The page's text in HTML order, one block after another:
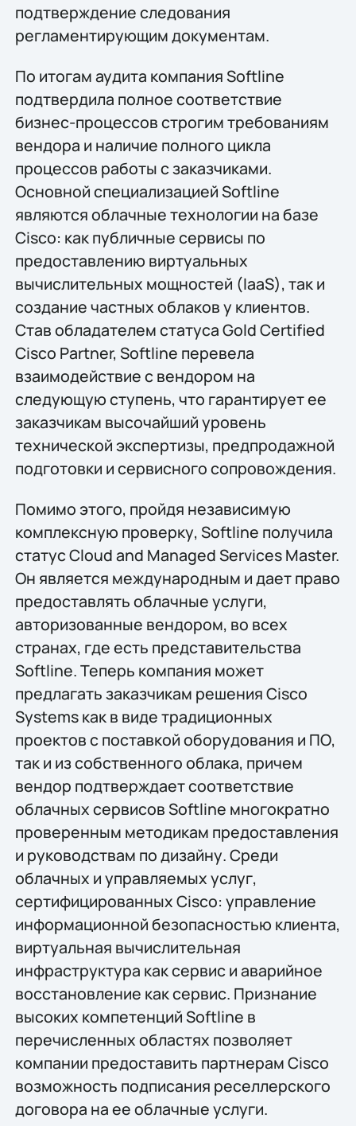
подтверждение следования
регламентирующим документам.
По итогам аудита компания Softline
подтвердила полное соответствие
бизнес-процессов строгим требованиям
вендора и наличие полного цикла
процессов работы с заказчиками.
Основной специализацией Softline
являются облачные технологии на базе
Cisco: как публичные сервисы по
предоставлению виртуальных
вычислительных мощностей (IaaS), так и
создание частных облаков у клиентов.
Став обладателем статуса Gold Certified
Cisco Partner, Softline перевела
взаимодействие с вендором на
следующую ступень, что гарантирует ее
заказчикам высочайший уровень
технической экспертизы, предпродажной
подготовки и сервисного сопровождения.
Помимо этого, пройдя независимую
комплексную проверку, Softline получила
статус Cloud and Managed Services Master.
Он является международным и дает право
предоставлять облачные услуги,
авторизованные вендором, во всех
странах, где есть представительства
Softline. Теперь компания может
предлагать заказчикам решения Сisco
Systems как в виде традиционных
проектов с поставкой оборудования и ПО,
так и из собственного облака, причем
вендор подтверждает соответствие
облачных сервисов Softline многократно
проверенным методикам предоставления
и руководствам по дизайну. Среди
облачных и управляемых услуг,
сертифицированных Сisco: управление
информационной безопасностью клиента,
виртуальная вычислительная
инфраструктура как сервис и аварийное
восстановление как сервис. Признание
высоких компетенций Softline в
перечисленных областях позволяет
компании предоставить партнерам Cisco
возможность подписания реселлерского
договора на ее облачные услуги.